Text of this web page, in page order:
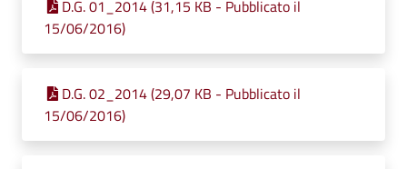
D.G. 01_2014 (31,15 KB - Pubblicato il
15/06/2016)
D.G. 02_2014 (29,07 KB - Pubblicato il
15/06/2016)